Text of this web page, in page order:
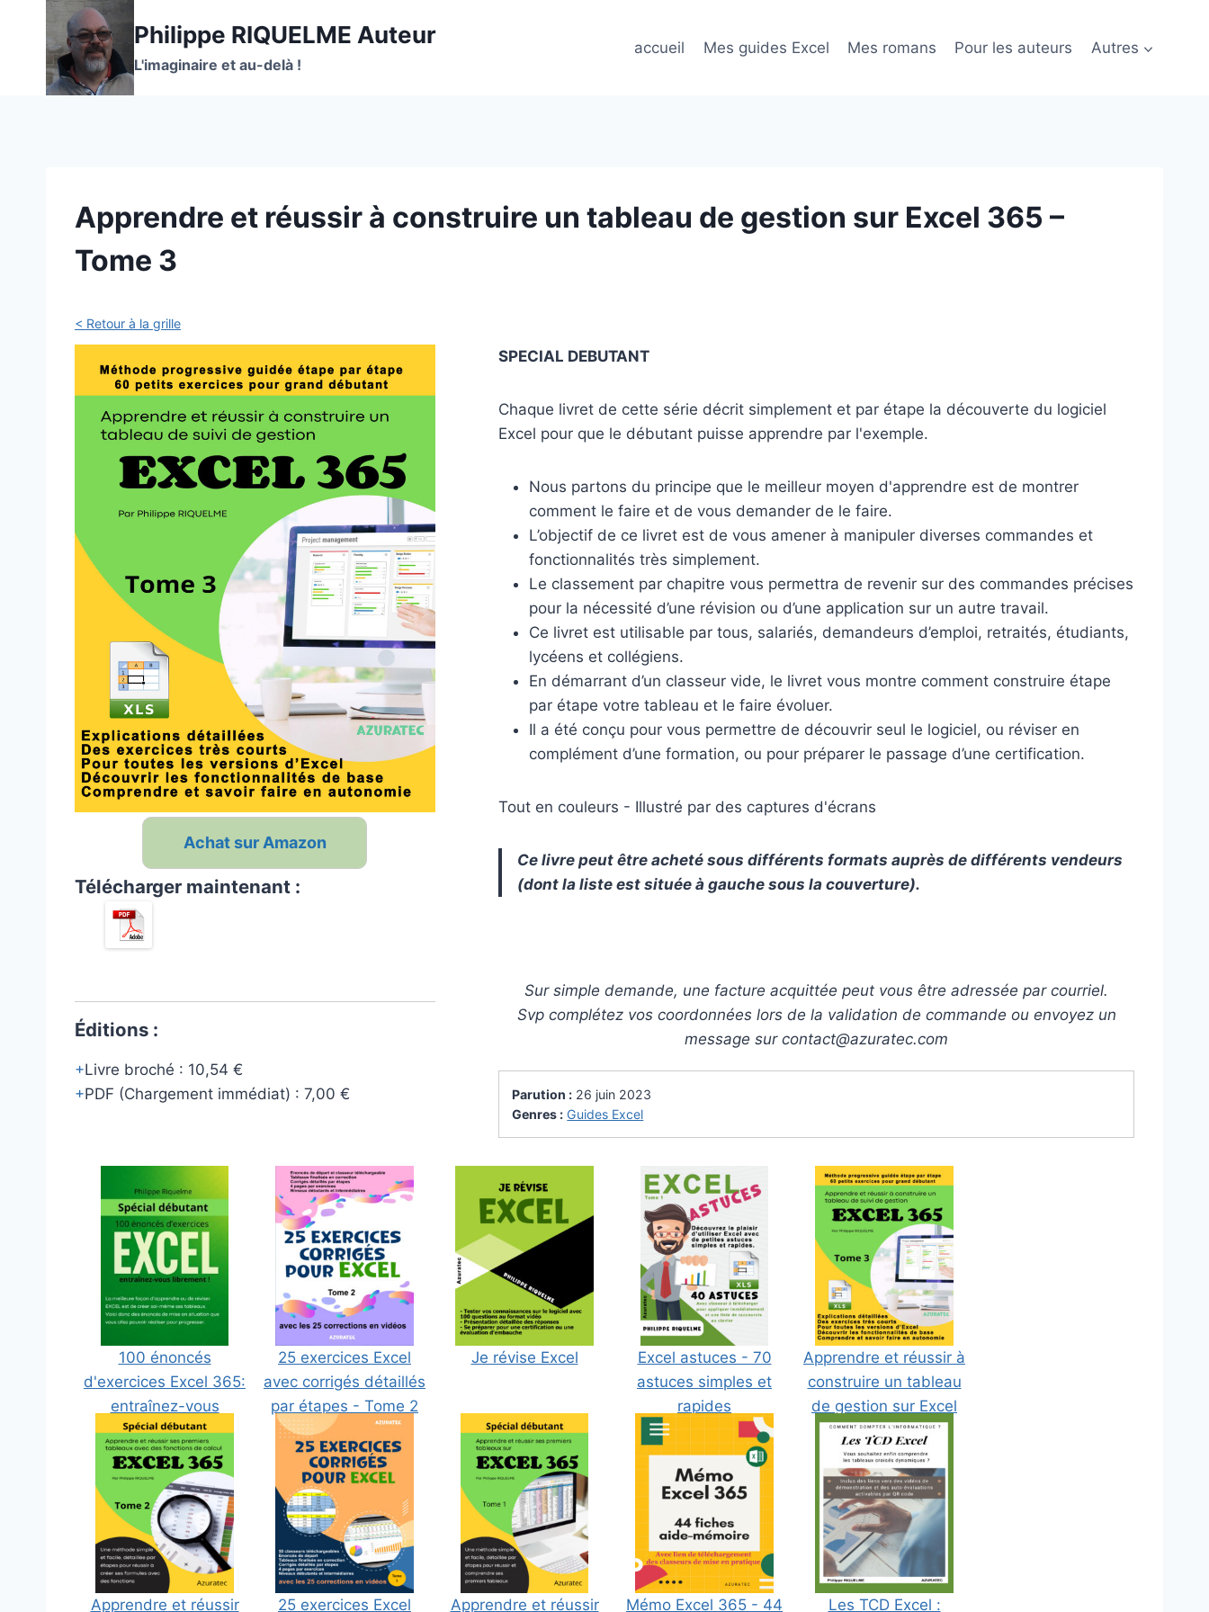
Philippe RIQUELME Auteur
L'imaginaire et au-delà !
accueil Mes guides Excel Mes romans Pour les auteurs Autres
Apprendre et réussir à construire un tableau de gestion sur Excel 365 –
Tome 3
< Retour à la grille
Achat sur Amazon
Télécharger maintenant :
Éditions :
Livre broché : 10,54 €
PDF (Chargement immédiat) : 7,00 €
SPECIAL DEBUTANT
Chaque livret de cette série décrit simplement et par étape la découverte du logiciel
Excel pour que le débutant puisse apprendre par l'exemple.
Nous partons du principe que le meilleur moyen d'apprendre est de montrer
comment le faire et de vous demander de le faire.
L’objectif de ce livret est de vous amener à manipuler diverses commandes et
fonctionnalités très simplement.
Le classement par chapitre vous permettra de revenir sur des commandes précises
pour la nécessité d’une révision ou d’une application sur un autre travail.
Ce livret est utilisable par tous, salariés, demandeurs d’emploi, retraités, étudiants,
lycéens et collégiens.
En démarrant d’un classeur vide, le livret vous montre comment construire étape
par étape votre tableau et le faire évoluer.
Il a été conçu pour vous permettre de découvrir seul le logiciel, ou réviser en
complément d’une formation, ou pour préparer le passage d’une certification.
Tout en couleurs - Illustré par des captures d'écrans
Ce livre peut être acheté sous différents formats auprès de différents vendeurs
(dont la liste est située à gauche sous la couverture).
Sur simple demande, une facture acquittée peut vous être adressée par courriel.
Svp complétez vos coordonnées lors de la validation de commande ou envoyez un
message sur contact@azuratec.com
Parution : 26 juin 2023
Genres : Guides Excel
100 énoncés
d'exercices Excel 365:
entraînez-vous
librement !
25 exercices Excel
avec corrigés détaillés
par étapes - Tome 2
Je révise Excel
Excel astuces - 70
astuces simples et
rapides
Apprendre et réussir à
construire un tableau
de gestion sur Excel
365 - Tome 3
Apprendre et réussir 25 exercices Excel Apprendre et réussir Mémo Excel 365 - 44 Les TCD Excel :